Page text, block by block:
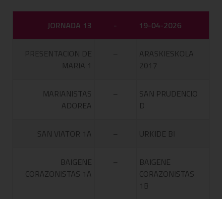
JORNADA 13 - 19-04-2026
PRESENTACION DE
MARIA 1
–
ARASKIESKOLA
2017
MARIANISTAS
ADOREA
–
SAN PRUDENCIO
D
SAN VIATOR 1A – URKIDE BI
BAIGENE
CORAZONISTAS 1A
–
BAIGENE
CORAZONISTAS
1B